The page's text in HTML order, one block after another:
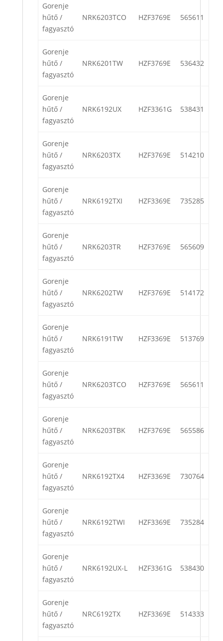
Gorenje
hűtő /
fagyasztó
NRK6203TCO HZF3769E 565611
Gorenje
hűtő /
fagyasztó
NRK6201TW HZF3769E 536432
Gorenje
hűtő /
fagyasztó
NRK6192UX HZF3361G 538431
Gorenje
hűtő /
fagyasztó
NRK6203TX HZF3769E 514210
Gorenje
hűtő /
fagyasztó
NRK6192TXI HZF3369E 735285
Gorenje
hűtő /
fagyasztó
NRK6203TR HZF3769E 565609
Gorenje
hűtő /
fagyasztó
NRK6202TW HZF3769E 514172
Gorenje
hűtő /
fagyasztó
NRK6191TW HZF3369E 513769
Gorenje
hűtő /
fagyasztó
NRK6203TCO HZF3769E 565611
Gorenje
hűtő /
fagyasztó
NRK6203TBK HZF3769E 565586
Gorenje
hűtő /
fagyasztó
NRK6192TX4 HZF3369E 730764
Gorenje
hűtő /
fagyasztó
NRK6192TWI HZF3369E 735284
Gorenje
hűtő /
fagyasztó
NRK6192UX-L HZF3361G 538430
Gorenje
hűtő /
fagyasztó
NRC6192TX HZF3369E 514333